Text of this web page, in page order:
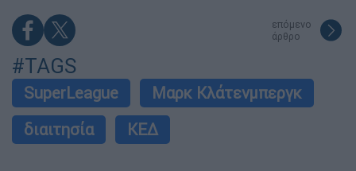
επόμενο
άρθρο
#TAGS
SuperLeague
Μαρκ Κλάτενμπεργκ
διαιτησία
ΚΕΔ